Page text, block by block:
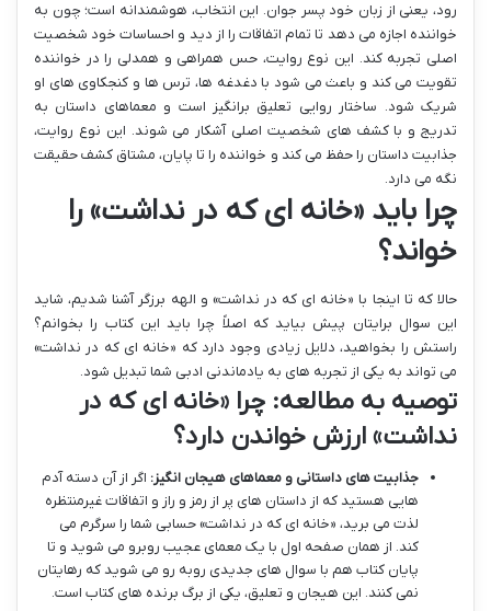
رود، یعنی از زبان خود پسر جوان. این انتخاب، هوشمندانه است؛ چون به
خواننده اجازه می دهد تا تمام اتفاقات را از دید و احساسات خود شخصیت
اصلی تجربه کند. این نوع روایت، حس همراهی و همدلی را در خواننده
تقویت می کند و باعث می شود با دغدغه ها، ترس ها و کنجکاوی های او
شریک شود. ساختار روایی تعلیق برانگیز است و معماهای داستان به
تدریج و با کشف های شخصیت اصلی آشکار می شوند. این نوع روایت،
جذابیت داستان را حفظ می کند و خواننده را تا پایان، مشتاق کشف حقیقت
نگه می دارد.
چرا باید «خانه ای که در نداشت» را
خواند؟
حالا که تا اینجا با «خانه ای که در نداشت» و الهه برزگر آشنا شدیم، شاید
این سوال برایتان پیش بیاید که اصلاً چرا باید این کتاب را بخوانم؟
راستش را بخواهید، دلایل زیادی وجود دارد که «خانه ای که در نداشت»
می تواند به یکی از تجربه های به یادماندنی ادبی شما تبدیل شود.
توصیه به مطالعه: چرا «خانه ای که در
نداشت» ارزش خواندن دارد؟
جذابیت های داستانی و معماهای هیجان انگیز: اگر از آن دسته آدم
هایی هستید که از داستان های پر از رمز و راز و اتفاقات غیرمنتظره
لذت می برید، «خانه ای که در نداشت» حسابی شما را سرگرم می
کند. از همان صفحه اول با یک معمای عجیب روبرو می شوید و تا
پایان کتاب هم با سوال های جدیدی روبه رو می شوید که رهایتان
نمی کنند. این هیجان و تعلیق، یکی از برگ برنده های کتاب است.